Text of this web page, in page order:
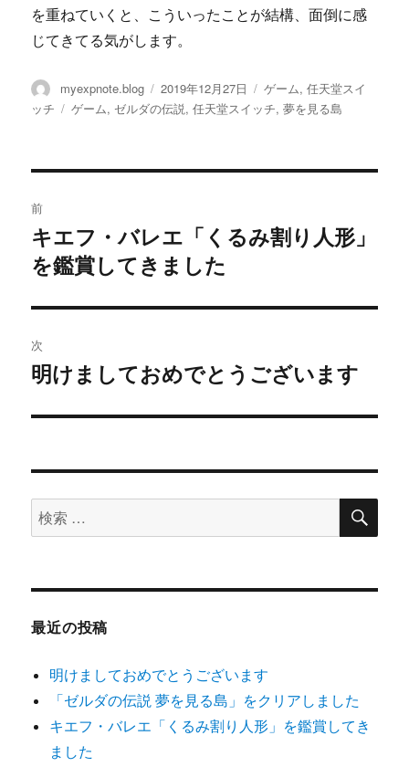
を重ねていくと、こういったことが結構、面倒に感
じてきてる気がします。
投
稿
myexpnote.blog
投
稿
2019年12月27日
カ
テ
ー
ゲーム,任天堂スイ
ッチ
タ
ゲーム,ゼルダの伝説,任天堂スイッチ,夢を見る島
稿
ナ
ビ
ゲ
ー
シ
ン
前
過
去
投
稿:
キエフ・バレエ「くるみ割り人形」
を鑑賞してきました
次
次
投
明けましておめでとうございます
検
索
象:
検
最近の投稿
明けましておめでとうございます
「ゼルダの伝説 夢を見る島」をクリアしました
キエフ・バレエ「くるみ割り人形」を鑑賞してき
ました